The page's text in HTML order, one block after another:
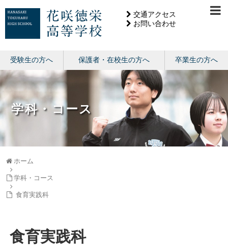
交通アクセス
お問い合わせ
受験生の方へ 保護者・在校生の方へ 卒業生の方へ
学科・コース
ホーム
学科・コース
食育実践科
食育実践科